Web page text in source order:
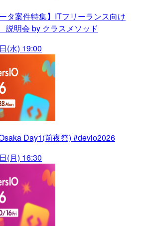
タ案件特集】ITフリーランス向け
説明会 by クラスメソッド
(水) 19:00
Day1(前夜祭) #devio2026
(月) 16:30